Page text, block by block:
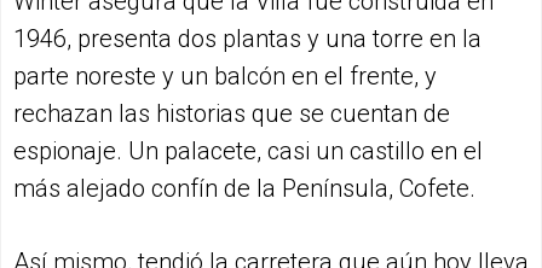
1946, presenta dos plantas y una torre en la
parte noreste y un balcón en el frente, y
rechazan las historias que se cuentan de
espionaje. Un palacete, casi un castillo en el
más alejado confín de la Península, Cofete.